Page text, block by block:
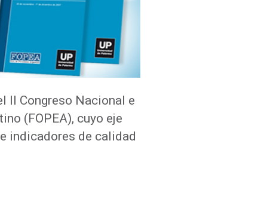
II Congreso Nacional e
(FOPEA), cuyo eje
indicadores de calidad